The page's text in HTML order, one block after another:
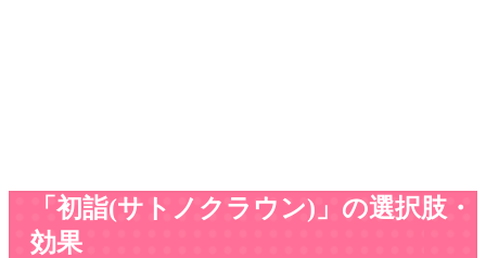
「初詣(サトノクラウン)」の選択肢・
効果